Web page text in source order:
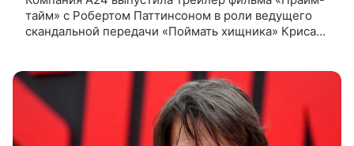
тайм» с Робертом Паттинсоном в роли ведущего
скандальной передачи «Поймать хищника» Криса